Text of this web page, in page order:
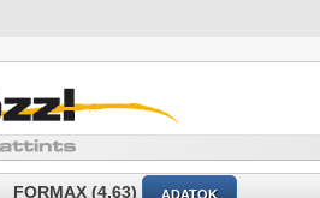
FORMAX (4,63) ADATOK